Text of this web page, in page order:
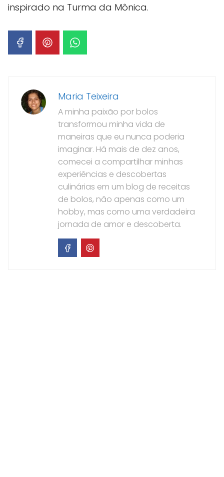
inspirado na Turma da Mônica.
Maria Teixeira
A minha paixão por bolos
transformou minha vida de
maneiras que eu nunca poderia
imaginar. Há mais de dez anos,
comecei a compartilhar minhas
experiências e descobertas
culinárias em um blog de receitas
de bolos, não apenas como um
hobby, mas como uma verdadeira
jornada de amor e descoberta.